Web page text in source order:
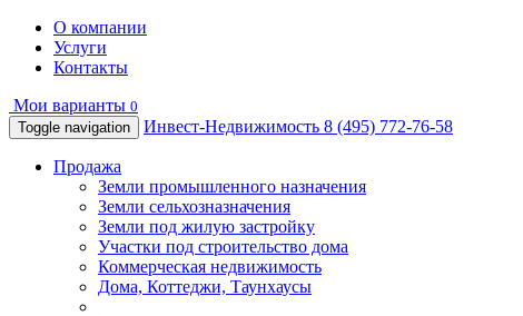
О компании
Услуги
Контакты
Мои варианты 0
Toggle navigation
Инвест-Недвижимость 8 (495) 772-76-58
Продажа
Земли промышленного назначения
Земли сельхозназначения
Земли под жилую застройку
Участки под строительство дома
Коммерческая недвижимость
Дома, Коттеджи, Таунхаусы